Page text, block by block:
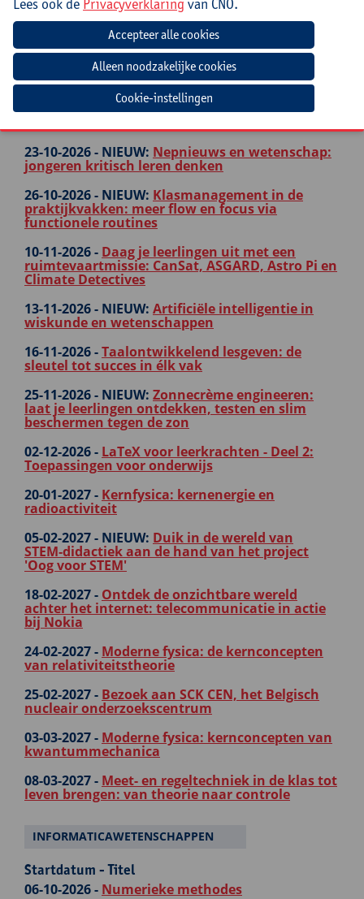
14-10-2026 -NIEUW:Fake, fout of feit?
Wetenschappelijke integriteit in tijden van AI
19-10-2026 -STEM-projecten met Arduino: basis
(met Tinkercad)
21-10-2026 -LaTeX voor leerkrachten - Deel 1:
23-10-2026 - NIEUW: Nepnieuws en wetenschap:
jongeren kritisch leren denken
26-10-2026 - NIEUW: Klasmanagement in de
praktijkvakken: meer flow en focus via
functionele routines
10-11-2026 - Daag je leerlingen uit met een
ruimtevaartmissie: CanSat, ASGARD, Astro Pi en
Climate Detectives
13-11-2026 - NIEUW: Artificiële intelligentie in
wiskunde en wetenschappen
16-11-2026 -Taalontwikkelend lesgeven: de
sleutel tot succes in élk vak
25-11-2026 - NIEUW: Zonnecrème engineeren:
laat je leerlingen ontdekken, testen en slim
beschermen tegen de zon
02-12-2026 - LaTeX voor leerkrachten - Deel 2:
Toepassingen voor onderwijs
20-01-2027 - Kernfysica: kernenergie en
radioactiviteit
05-02-2027 - NIEUW: Duik in de wereld van
STEM‑didactiek aan de hand van het project
'Oog voor STEM'
18-02-2027 - Ontdek de onzichtbare wereld
achter het internet: telecommunicatie in actie
bij Nokia
24-02-2027 - Moderne fysica: de kernconcepten
van relativiteitstheorie
25-02-2027 - Bezoek aan SCK CEN, het Belgisch
nucleair onderzoekscentrum
03-03-2027 - Moderne fysica: kernconcepten van
kwantummechanica
08-03-2027 - Meet- en regeltechniek in de klas tot
leven brengen: van theorie naar controle
INFORMATICAWETENSCHAPPEN
Startdatum - Titel
06-10-2026 - Numerieke methodes
Cookie-instellingen